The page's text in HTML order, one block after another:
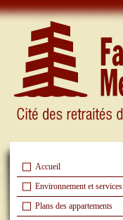
Accueil
Environnement et services
Plans des appartements